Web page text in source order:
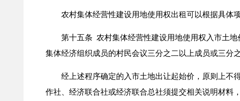
农村集体经营性建设用地使用权出租可以根据具体项
第十五条 农村集体经营性建设用地使用权入市土地
集体经济组织成员的村民会议三分之二以上成员或三分
经上述程序确定的入市土地出让起始价，原则上不得
作社、经济联合社或经济联合总社须提交相关说明材料